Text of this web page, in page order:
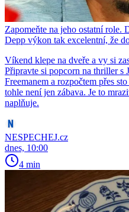
Zapomeňte na jeho ostatní role.
Depp výkon tak excelentní, že
Víkend klepe na dveře a vy si
Připravte si popcorn na thriller s
Freemanem a rozpočtem přes
tohle není jen zábava. Je to
naplňuje.
NESPECHEJ.cz
dnes, 10:00
4 min